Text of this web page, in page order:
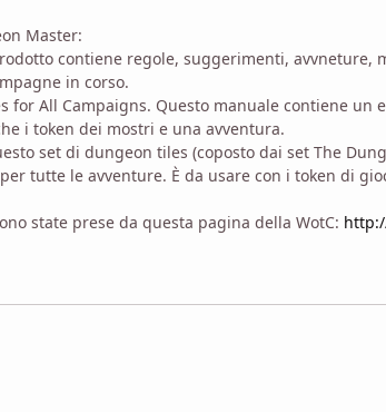
Master:
contiene regole, suggerimenti, avvneture,
in corso.
for All Campaigns. Questo manuale contiene un
i token dei mostri e una avventura.
set di dungeon tiles (coposto dai set The
tutte le avventure. È da usare con i token di
state prese da questa pagina della WotC: